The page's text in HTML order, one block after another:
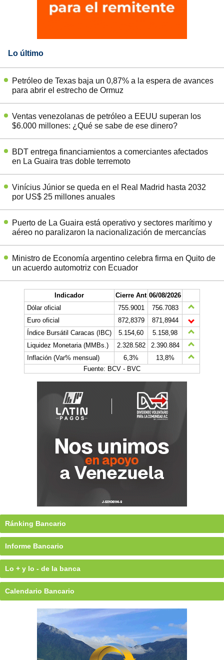
Lo último
Petróleo de Texas baja un 0,87% a la espera de avances
para abrir el estrecho de Ormuz
Ventas venezolanas de petróleo a EEUU superan los
$6.000 millones: ¿Qué se sabe de ese dinero?
BDT entrega financiamientos a comerciantes afectados
en La Guaira tras doble terremoto
Vinícius Júnior se queda en el Real Madrid hasta 2032
por US$ 25 millones anuales
Puerto de La Guaira está operativo y sectores marítimo y
aéreo no paralizaron la nacionalización de mercancías
Ministro de Economía argentino celebra firma en Quito de
un acuerdo automotriz con Ecuador
Indicador Cierre Ant 06/08/2026
Dólar oficial
755.9001
756.7083
Euro oficial
872,8379
871,8944
Índice Bursátil Caracas (IBC)
5.154,60
5.158,98
Liquidez Monetaria (MMBs.)
2.328.582
2.390.884
Inflación (Var% mensual)
6,3%
13,8%
Fuente: BCV - BVC
Ránking Bancario
Informe Bancario
Lo + y lo - de la banca
Calendario Bancario